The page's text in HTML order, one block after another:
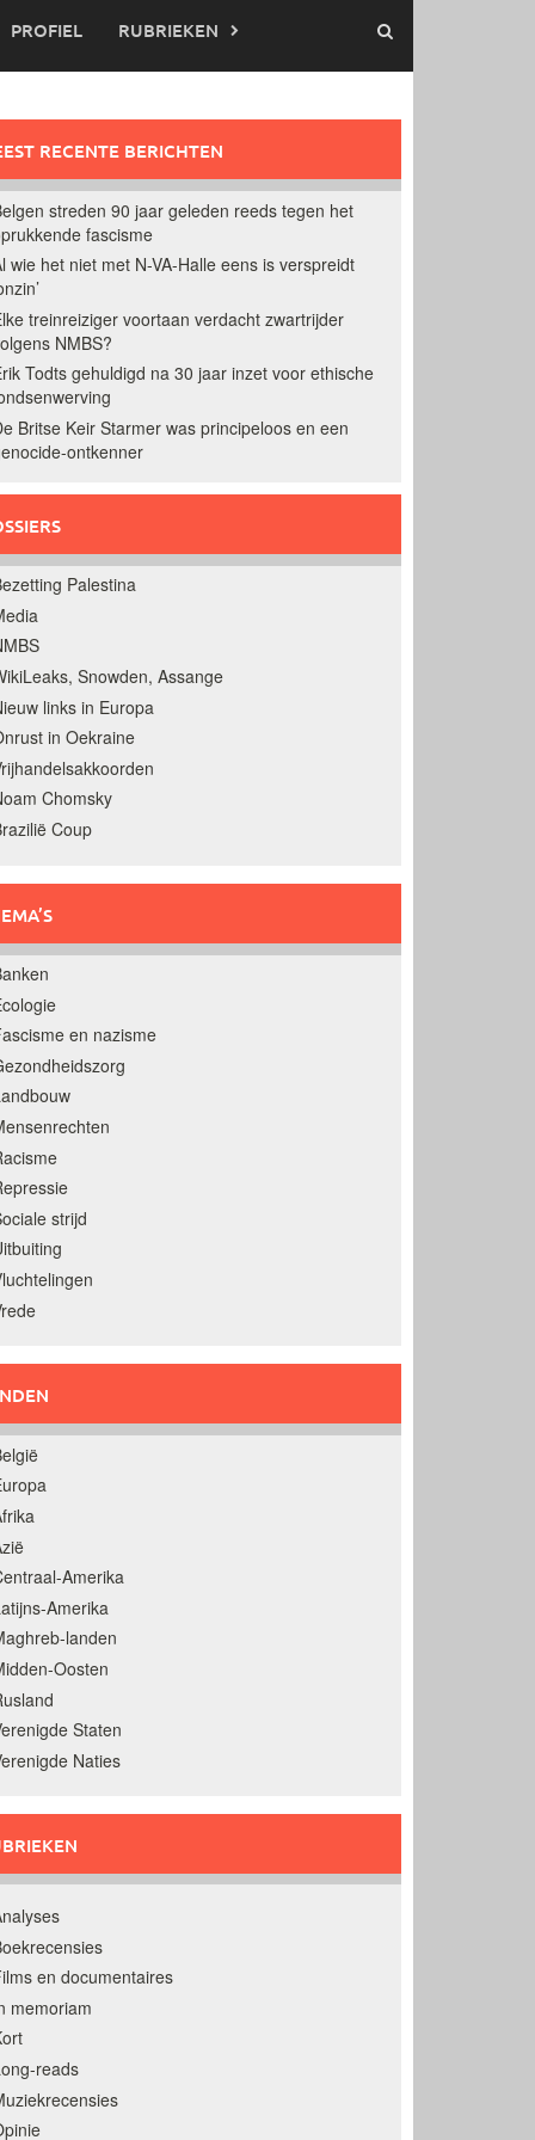
PROFIEL RUBRIEKEN
RECENTE BERICHTEN
streden 90 jaar geleden reeds tegen het
fascisme
wie het niet met N-VA-Halle eens is verspreidt
treinreiziger voortaan verdacht zwartrijder
NMBS?
Todts gehuldigd na 30 jaar inzet voor ethische
Britse Keir Starmer was principeloos en een
ontkenner
Palestina
Snowden, Assange
links in Europa
in Oekraine
Chomsky
Coup
en nazisme
strijd
Amerika
Amerika
landen
Oosten
Staten
Naties
en documentaires
memoriam
reads